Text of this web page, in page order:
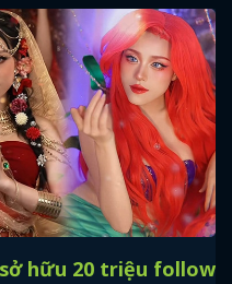
hữu 20 triệu follow